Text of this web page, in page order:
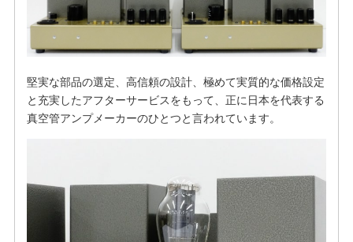
堅実な部品の選定、高信頼の設計、極めて実質的な価格設定
と充実したアフターサービスをもって、正に日本を代表する
真空管アンプメーカーのひとつと言われています。